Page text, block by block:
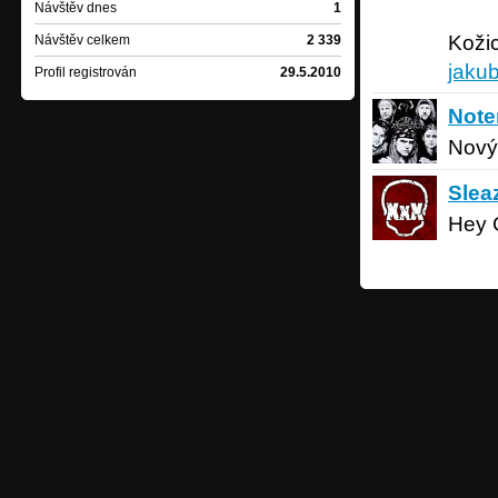
Návštěv dnes 1
Návštěv celkem 2 339
Profil registrován 29.5.2010
Notemo
Sleazy
Hey